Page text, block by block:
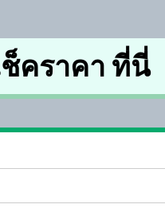
ช็คราคา ที่นี่